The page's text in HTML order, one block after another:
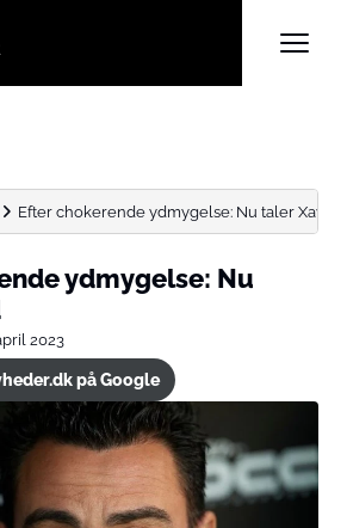
Efter chokerende ydmygelse: Nu taler Xavi
ydmygelse: Nu
2023
på Google